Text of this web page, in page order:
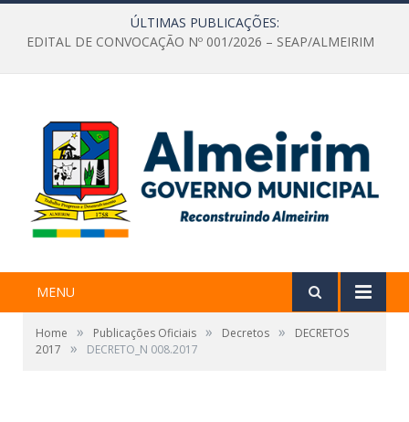
ÚLTIMAS PUBLICAÇÕES:
EDITAL DE CONVOCAÇÃO Nº 001/2026 – SEAP/ALMEIRIM
MENU
Home » Publicações Oficiais » Decretos »
DECRETOS
2017
» DECRETO_N 008.2017